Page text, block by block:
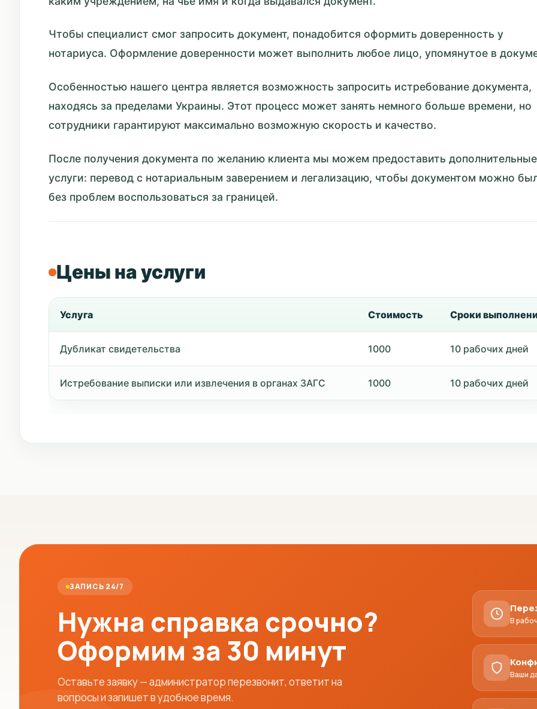
Чтобы специалист смог запросить документ, понадобится оформить доверенность у
нотариуса. Оформление доверенности может выполнить любое лицо, упомянутое в
Особенностью нашего центра является возможность запросить истребование документа,
находясь за пределами Украины. Этот процесс может занять немного больше времени, но
сотрудники гарантируют максимально возможную скорость и качество.
После получения документа по желанию клиента мы можем предоставить дополнительные
услуги: перевод с нотариальным заверением и легализацию, чтобы документом можно
без проблем воспользоваться за границей.
Цены на услуги
Услуга Стоимость Сроки
Дубликат свидетельства 1000 10 рабочих дней
Истребование выписки или извлечения в органах ЗАГС 1000 10 рабочих дней
ЗАПИСЬ 24/7
Нужна справка срочно?
Оформим за 30 минут
Оставьте заявку — администратор перезвонит, ответит на
вопросы и запишет в удобное время.
В
Ваши